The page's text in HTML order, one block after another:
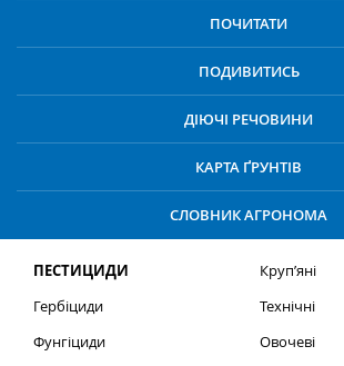
ПОЧИТАТИ
ПОДИВИТИСЬ
ДІЮЧІ РЕЧОВИНИ
КАРТА ҐРУНТІВ
СЛОВНИК АГРОНОМА
ПЕСТИЦИДИ
Гербіциди
Фунгіциди
Круп’яні
Технічні
Овочеві